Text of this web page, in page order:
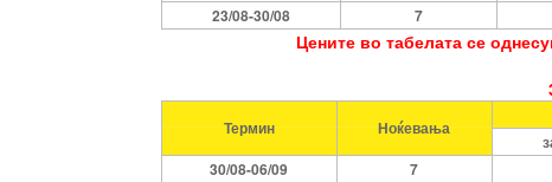
23/08-30/08
7
Цените во табелата се
Термин Ноќевања
30/08-06/09
7